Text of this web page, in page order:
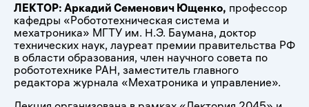
ЛЕКТОР: Аркадий Семенович Ющенко, профессор
кафедры «Робототехническая система и
мехатроника» МГТУ им. Н.Э. Баумана, доктор
технических наук, лауреат премии правительства РФ
в области образования, член научного совета по
робототехнике РАН, заместитель главного
редактора журнала «Мехатроника и управление».